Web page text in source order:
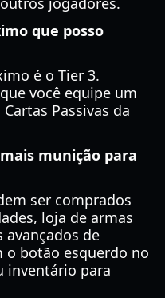
que posso
é o Tier 3.
você equipe um
Passivas da
munição para
ser comprados
loja de armas
de
o botão esquerdo no
inventário para